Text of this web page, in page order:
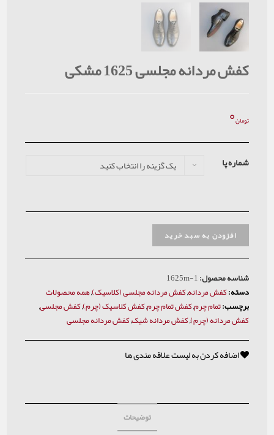
کفش مردانه مجلسی 1625 مشکی
تومان۰
شماره پا یک گزینه را انتخاب کنید
افزودن به سبد خرید
شناسه محصول:1625m-1
دسته:کفش مردانه,کفش مردانه مجلسی (کلاسیک),همه محصولات
برچسب:تمام چرم,کفش تمام چرم,کفش کلاسیک (چرم),کفش مجلسی,
کفش مردانه (چرم),کفش مردانه شیک,کفش مردانه مجلسی
اضافه کردن به لیست علاقه مندی ها
توضیحات